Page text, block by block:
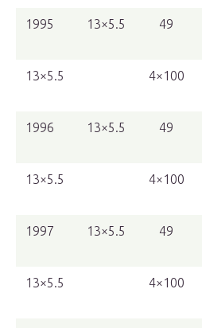
1995 13×5.5 49
13×5.5 4×100
1996 13×5.5 49
13×5.5 4×100
1997 13×5.5 49
13×5.5 4×100